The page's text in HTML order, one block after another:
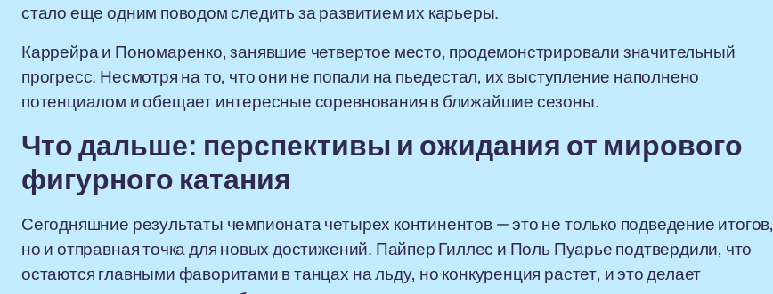
стало еще одним поводом следить за развитием их карьеры.
Каррейра и Пономаренко, занявшие четвертое место, продемонстрировали значительный
прогресс. Несмотря на то, что они не попали на пьедестал, их выступление наполнено
потенциалом и обещает интересные соревнования в ближайшие сезоны.
Что дальше: перспективы и ожидания от мирового
фигурного катания
Сегодняшние результаты чемпионата четырех континентов — это не только подведение итогов,
но и отправная точка для новых достижений. Пайпер Гиллес и Поль Пуарье подтвердили, что
остаются главными фаворитами в танцах на льду, но конкуренция растет, и это делает